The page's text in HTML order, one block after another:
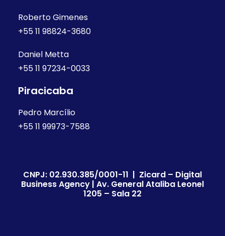
Roberto Gimenes
+55 11 98824-3680
Daniel Metta
+55 11 97234-0033
Piracicaba
Pedro Marcílio
+55 11 99973-7588
CNPJ: 02.930.385/0001-11 | Zicard – Digital
Business Agency | Av. General Ataliba Leonel
1205 – Sala 22